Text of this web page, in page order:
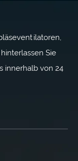
Sie
innerhalb von 24